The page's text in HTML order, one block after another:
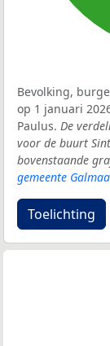
Bevolking,
op 1 januari
Paulus. De
voor de buurt
bovenstaande
gemeente
Toelichting